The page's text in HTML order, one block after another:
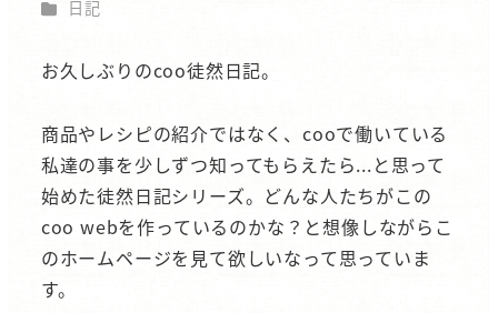
カテゴリー
日記
お久しぶりのcoo徒然日記。
商品やレシピの紹介ではなく、cooで働いている
私達の事を少しずつ知ってもらえたら...と思って
始めた徒然日記シリーズ。どんな人たちがこの
coo webを作っているのかな？と想像しながらこ
のホームページを見て欲しいなって思っていま
す。